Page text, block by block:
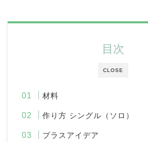
CLOSE
目次
材料
作り方 シングル（ソロ）
プラスアイデア